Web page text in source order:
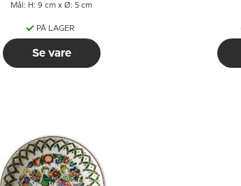
Mål: H: 9 cm x Ø: 5 cm
PÅ LAGER
Se vare